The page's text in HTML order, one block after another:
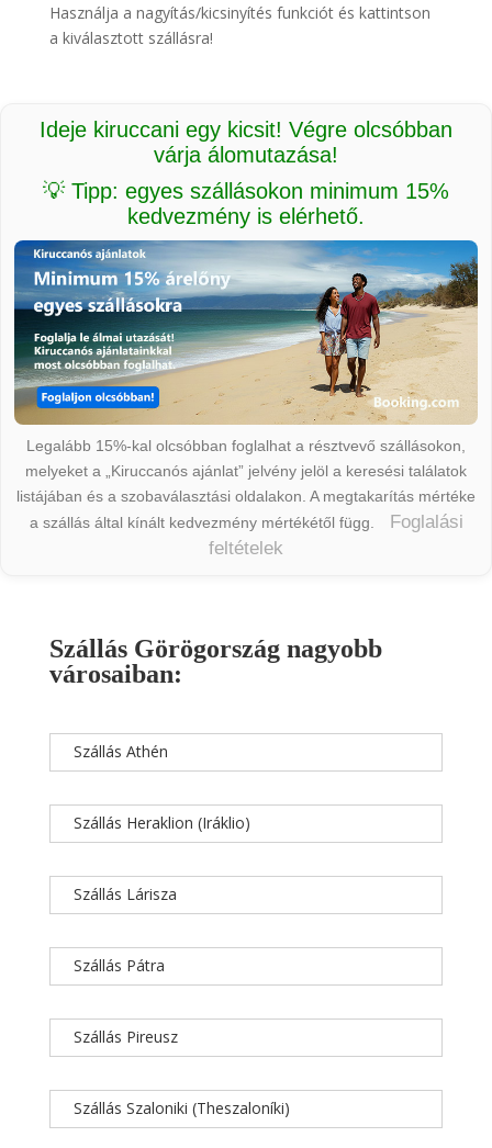
Használja a nagyítás/kicsinyítés funkciót és kattintson
a kiválasztott szállásra!
Ideje kiruccani egy kicsit! Végre olcsóbban
várja álomutazása!
💡 Tipp: egyes szállásokon minimum 15%
kedvezmény is elérhető.
Legalább 15%-kal olcsóbban foglalhat a résztvevő szállásokon,
melyeket a „Kiruccanós ajánlat” jelvény jelöl a keresési találatok
listájában és a szobaválasztási oldalakon. A megtakarítás mértéke
a szállás által kínált kedvezmény mértékétől függ.
Foglalási
feltételek
Szállás Görögország nagyobb
városaiban:
Szállás Athén
Szállás Heraklion (Iráklio)
Szállás Lárisza
Szállás Pátra
Szállás Pireusz
Szállás Szaloniki (Theszaloníki)